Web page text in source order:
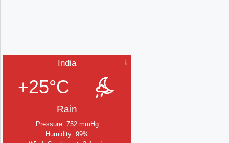
India
+25°C
Rain
Pressure: 752 mmHg
Humidity: 99%